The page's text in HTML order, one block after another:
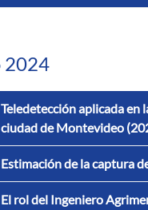
2024
Teledetección aplicada en
ciudad de Montevideo
Estimación de la captura
El rol del Ingeniero